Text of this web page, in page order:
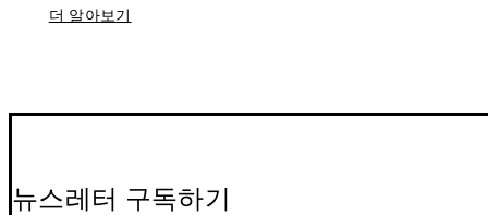
더 알아보기
뉴스레터 구독하기